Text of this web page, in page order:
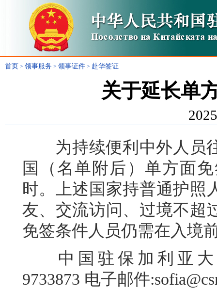
首页 > 领事服务 > 领事证件 > 赴华签证
关于延长单
为持续便利中外人员往
国（名单附后）单方面
时。上述国家持普通护照
友、交流访问、过境不超
免签条件人员仍需在入境
中国驻保加利亚大使
9733873 电子邮件